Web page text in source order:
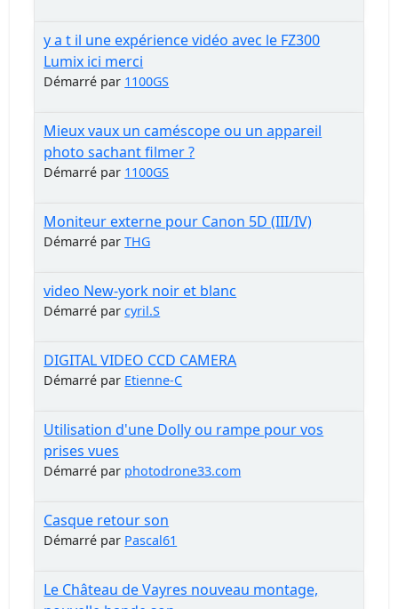
y a t il une expérience vidéo avec le FZ300
Lumix ici merci
Démarré par 1100GS
Mieux vaux un caméscope ou un appareil
photo sachant filmer ?
Démarré par 1100GS
Moniteur externe pour Canon 5D (III/IV)
Démarré parTHG
video New-york noir et blanc
Démarré parcyril.S
DIGITAL VIDEO CCD CAMERA
Démarré par Etienne-C
Utilisation d'une Dolly ou rampe pour vos
prises vues
Démarré par photodrone33.com
Casque retour son
Démarré par Pascal61
Le Château de Vayres nouveau montage,